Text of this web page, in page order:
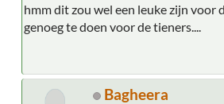
hmm dit zou wel een leuke zijn voor
genoeg te doen voor de tieners....
Bagheera